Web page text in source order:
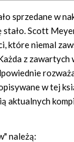
sprzedane w
stało. Scott
które niemal
z zawartych
w tej
aktualnych
należą: